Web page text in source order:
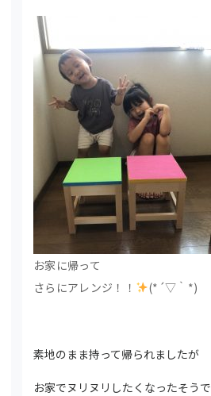
お家に帰って
さらにアレンジ！！
(*´▽｀*)
素地のまま持って帰られましたが
お家でヌリヌリしたくなったそうで